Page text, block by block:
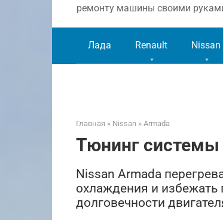
ремонту машины своими
Лада Renault Nissan
Главная » Nissan » Armada
Тюнинг системы
Nissan Armada
охлаждения и
долговечности